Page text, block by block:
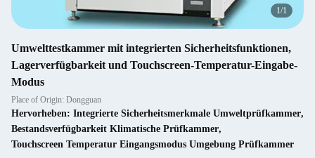
1/1
Umwelttestkammer mit integrierten Sicherheitsfunktionen,
Lagerverfügbarkeit und Touchscreen-Temperatur-Eingabe-
Modus
Place of Origin: Dongguan
Hervorheben: Integrierte Sicherheitsmerkmale Umweltprüfkammer,
Bestandsverfügbarkeit Klimatische Prüfkammer,
Touchscreen Temperatur Eingangsmodus Umgebung Prüfkammer